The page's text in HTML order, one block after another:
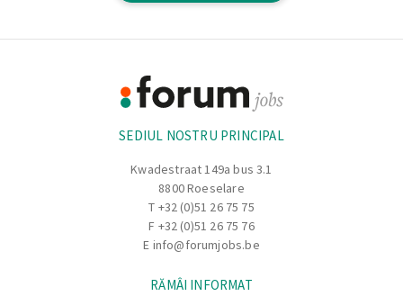
Coordonarea activitatilor pe santier
Conducerea si supravegherea unei echipe de electricieni
Impartirea sarcinilor si urmarirea progresului lucrarilor
Instalarea sistemelor electrice cablurilor si corpurilor
Conectarea tablourilor electrice retelelor de date si
Verificarea calitatii sigurantei si executiei corecte a
SEDIUL NOSTRU PRINCIPAL
Kwadestraat 149a bus 3.1
8800 Roeselare
T +32 (0)51 26 75 75
F +32 (0)51 26 75 76
E info@forumjobs.be
RĂMÂI INFORMAT